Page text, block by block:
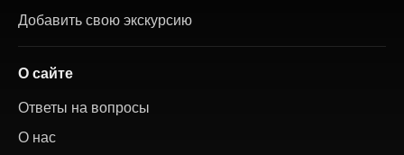
Добавить свою экскурсию
О сайте
Ответы на вопросы
О нас